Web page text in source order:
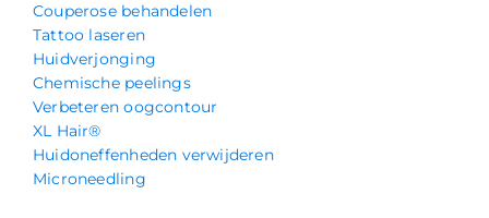
Couperose behandelen
Tattoo laseren
Huidverjonging
Chemische peelings
Verbeteren oogcontour
XL Hair®
Huidoneffenheden verwijderen
Microneedling